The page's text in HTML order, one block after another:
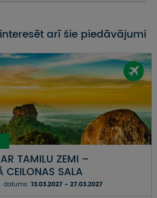
arī šie piedāvājumi
TAMILU ZEMI –
CEILONAS SALA
datums: 13.03.2027 - 27.03.2027